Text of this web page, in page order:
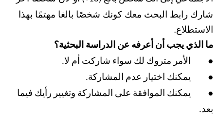
الاستطلاع.
ما الذي يجب أن أعرفه عن الدراسة البحثية؟
● الأمر متروك لك سواء شاركت أم لا.
● يمكنك اختيار عدم المشاركة.
●
يمكنك الموافقة على المشاركة وتغيير رأيك فيما
بعد.